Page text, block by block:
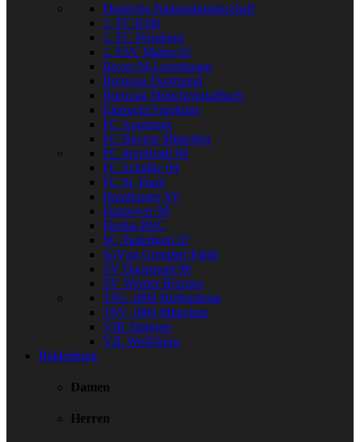
Deutsche Nationalmannschaft
1. FC Köln
1. FC Nürnberg
1. FSV Mainz 05
Bayer 04 Leverkusen
Borussia Dortmund
Borussia Mönchengladbach
Eintracht Frankfurt
FC Augsburg
FC Bayern München
FC Ingolstadt 04
FC Schalke 04
FC St. Pauli
Hamburger SV
Hannover 96
Hertha BSC
SC Paderborn 07
SpVgg Greuther Fürth
SV Darmstadt 98
SV Werder Bremen
TSG 1899 Hoffenheim
TSV 1860 München
VfB Stuttgart
VfL Wolfsburg
Bekleidung
Damen
Herren